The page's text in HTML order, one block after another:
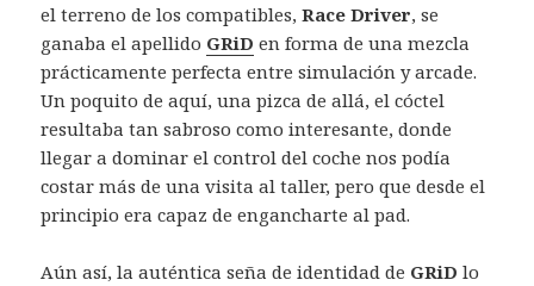
el terreno de los compatibles,Race Driver, se
ganaba el apellido GRiD en forma de una mezcla
prácticamente perfecta entre simulación y arcade.
Un poquito de aquí, una pizca de allá, el cóctel
resultaba tan sabroso como interesante, donde
llegar a dominar el control del coche nos podía
costar más de una visita al taller, pero que desde el
principio era capaz de engancharte al pad.
Aún así, la auténtica seña de identidad de GRiD lo